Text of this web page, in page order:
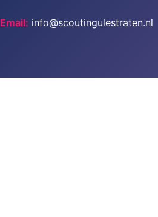
Email: info@scoutingulestraten.nl